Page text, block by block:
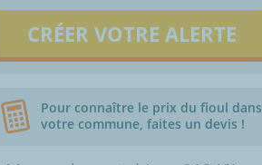
CRÉER VOTRE ALERTE
Pour connaître le prix du fioul dans
votre commune, faites un devis !